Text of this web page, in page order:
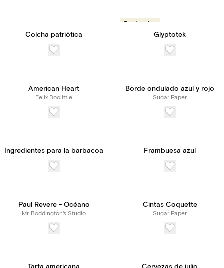
Colcha patriótica
Tendencias
Glyptotek
American Heart
Felix Doolittle
Borde ondulado azul y rojo
Sugar Paper
Ingredientes para la barbacoa Frambuesa azul
Paul Revere - Océano
Mr. Boddington's Studio
Cintas Coquette
Sugar Paper